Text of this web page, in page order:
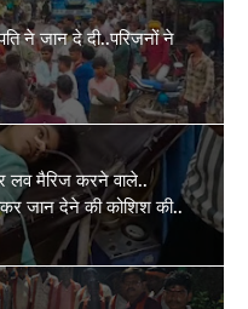
ने जान दे दी..परिजनों ने
लव मैरिज करने वाले..
जान देने की कोशिश की..